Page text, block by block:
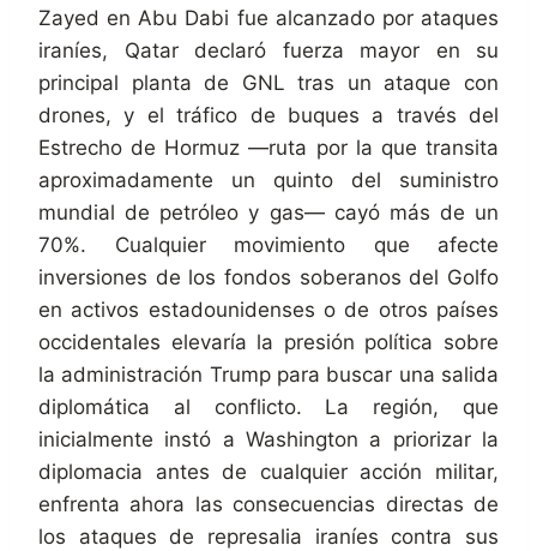
Zayed en Abu Dabi fue alcanzado por ataques
iraníes, Qatar declaró fuerza mayor en su
principal planta de GNL tras un ataque con
drones, y el tráfico de buques a través del
Estrecho de Hormuz —ruta por la que transita
aproximadamente un quinto del suministro
mundial de petróleo y gas— cayó más de un
70%. Cualquier movimiento que afecte
inversiones de los fondos soberanos del Golfo
en activos estadounidenses o de otros países
occidentales elevaría la presión política sobre
la administración Trump para buscar una salida
diplomática al conflicto. La región, que
inicialmente instó a Washington a priorizar la
diplomacia antes de cualquier acción militar,
enfrenta ahora las consecuencias directas de
los ataques de represalia iraníes contra sus